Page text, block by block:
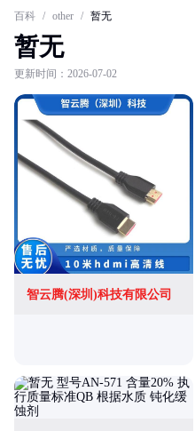
百科 / other / 暂无
暂无
更新时间：2026-07-02
智云腾(深圳)科技有限公司